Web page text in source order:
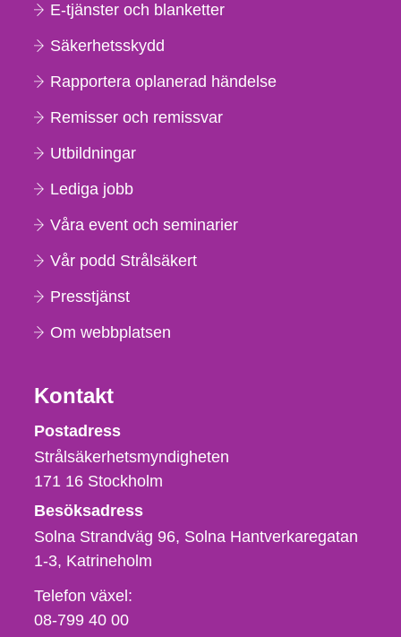
E-tjänster och blanketter
Säkerhetsskydd
Rapportera oplanerad händelse
Remisser och remissvar
Utbildningar
Lediga jobb
Våra event och seminarier
Vår podd Strålsäkert
Presstjänst
Om webbplatsen
Kontakt
Strålsäkerhetsmyndigheten
Postadress
Strålsäkerhetsmyndigheten
171 16 Stockholm
Besöksadress
Solna Strandväg 96, Solna Hantverkaregatan
1-3 Katrineholm
Telefon,
fax
Telefon växel:
08-799 40 00